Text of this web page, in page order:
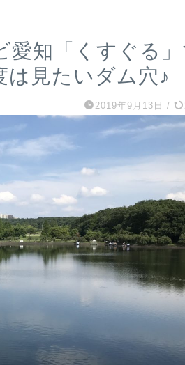
愛知「くすぐる
は見たいダム穴♪
2019年9月13日 /